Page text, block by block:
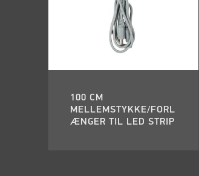
100 CM
MELLEMSTYKKE/FORL
ÆNGER TIL LED STRIP